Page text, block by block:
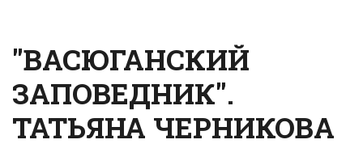
"ВАСЮГАНСКИЙ
ЗАПОВЕДНИК".
ТАТЬЯНА ЧЕРНИКОВА